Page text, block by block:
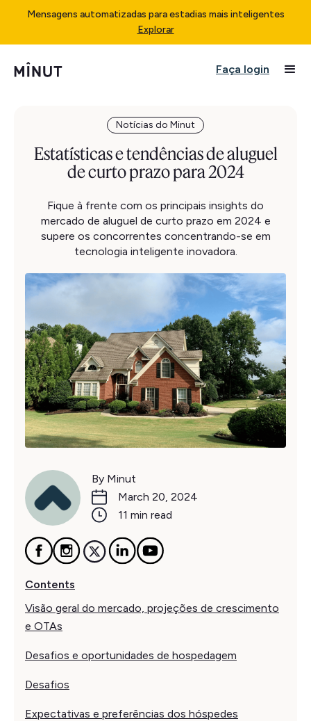
Mensagens automatizadas para estadias mais inteligentes
Explorar
Faça login
Notícias do Minut
Estatísticas e tendências de aluguel
de curto prazo para 2024
Fique à frente com os principais insights do
mercado de aluguel de curto prazo em 2024 e
supere os concorrentes concentrando-se em
tecnologia inteligente inovadora.
By Minut
March 20, 2024
11 min read
Contents
Visão geral do mercado, projeções de crescimento
e OTAs
Desafios e oportunidades de hospedagem
Desafios
Expectativas e preferências dos hóspedes